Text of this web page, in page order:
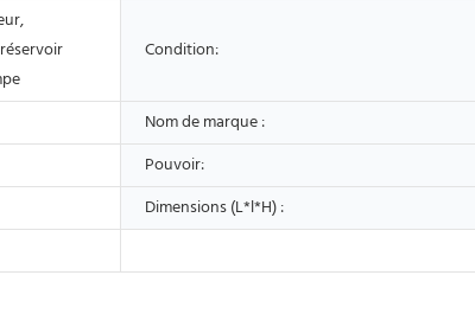
Condition:
Nom de marque :
Pouvoir:
Dimensions (L*l*H) :